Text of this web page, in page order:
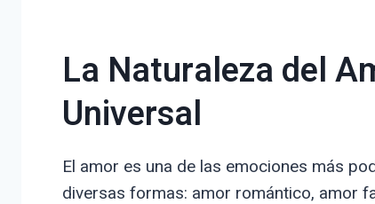
La Naturaleza del
Universal
El amor es una de las emociones más
diversas formas: amor romántico, amor